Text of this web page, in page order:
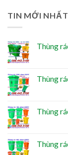
TIN MỚI NHẤT
Thùng
Thùng
Thùng
Thùng